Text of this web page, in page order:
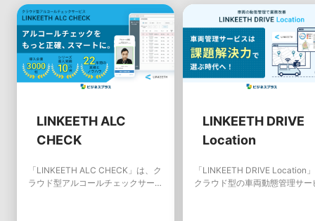
LINKEETH ALC
CHECK
「LINKEETH ALC CHECK」は、ク
ラウド型アルコールチェックサービ
LINKEETH DRIVE
Location
「LINKEETH DRIVE Location
クラウド型の車両動態管理サー